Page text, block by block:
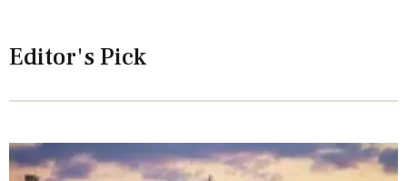
Editor's Pick